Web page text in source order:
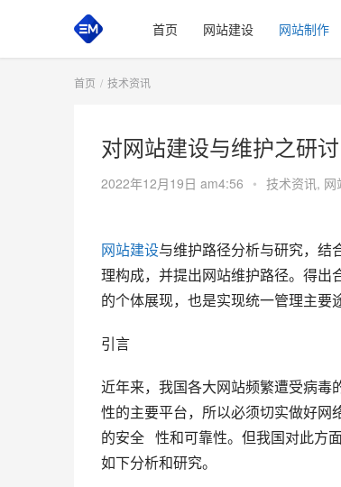
首页 网站建设 网站制作
首页 技术资讯
对网站建设与维护之研
2022年12月19日 am4:56 • 技术资讯, 网
网站建设与维护路径分析与研究，结
理构成，并提出网站维护路径。得出
的个体展现，也是实现统一管理主要
引言
近年来，我国各大网站频繁遭受病毒
性的主要平台，所以必须切实做好网
的安全   性和可靠性。但我国对此方
如下分析和研究。